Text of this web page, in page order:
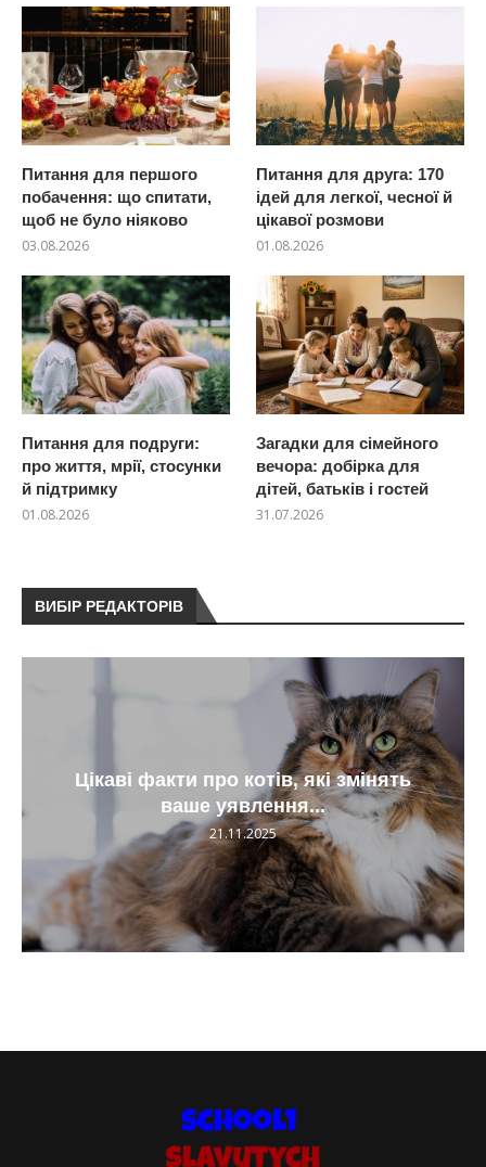
Питання для першого
побачення: що спитати,
щоб не було ніяково
03.08.2026
Питання для друга: 170
ідей для легкої, чесної й
цікавої розмови
01.08.2026
Питання для подруги:
про життя, мрії, стосунки
й підтримку
01.08.2026
Загадки для сімейного
вечора: добірка для
дітей, батьків і гостей
31.07.2026
ВИБІР РЕДАКТОРІВ
Цікаві факти про котів, які змінять
ваше уявлення...
21.11.2025